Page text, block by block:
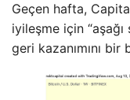
Geçen hafta,
iyileşme için
geri kazanımını bir